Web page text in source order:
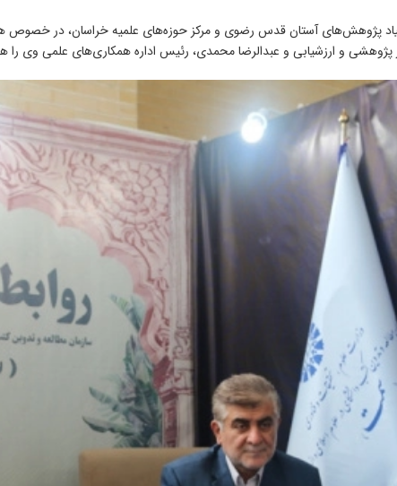
پژوهش‌های آستان قدس رضوی و مرکز حوزه‌های علمیه خراسان، در خصوص
پژوهشی و ارزشیابی و عبدالرضا محمدی، رئیس اداره همکاری‌های علمی وی را